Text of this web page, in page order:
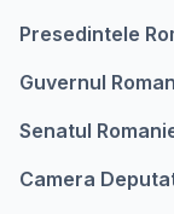
Presedintele
Guvernul
Senatul
Camera